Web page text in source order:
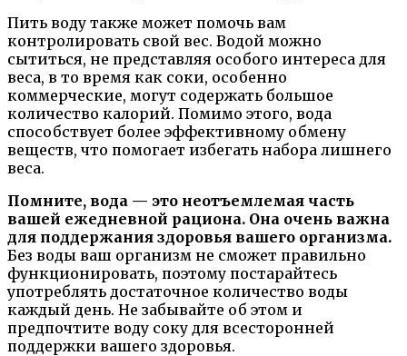
Пить воду также может помочь вам
контролировать свой вес. Водой можно
сытиться, не представляя особого интереса для
веса, в то время как соки, особенно
коммерческие, могут содержать большое
количество калорий. Помимо этого, вода
способствует более эффективному обмену
веществ, что помогает избегать набора лишнего
веса.
Помните, вода — это неотъемлемая часть
вашей ежедневной рациона. Она очень важна
для поддержания здоровья вашего организма.
Без воды ваш организм не сможет правильно
функционировать, поэтому постарайтесь
употреблять достаточное количество воды
каждый день. Не забывайте об этом и
предпочтите воду соку для всесторонней
поддержки вашего здоровья.